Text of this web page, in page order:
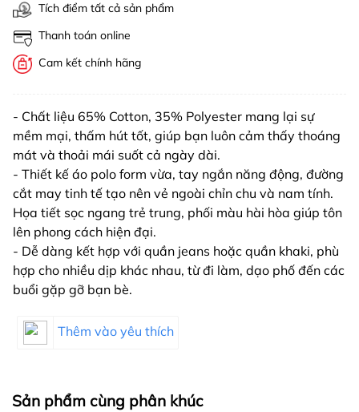
Tích điểm tất cả sản phẩm
Thanh toán online
Cam kết chính hãng
- Chất liệu 65% Cotton, 35% Polyester mang lại sự
mềm mại, thấm hút tốt, giúp bạn luôn cảm thấy thoáng
mát và thoải mái suốt cả ngày dài.
- Thiết kế áo polo form vừa, tay ngắn năng động, đường
cắt may tinh tế tạo nên vẻ ngoài chỉn chu và nam tính.
Họa tiết sọc ngang trẻ trung, phối màu hài hòa giúp tôn
lên phong cách hiện đại.
- Dễ dàng kết hợp với quần jeans hoặc quần khaki, phù
hợp cho nhiều dịp khác nhau, từ đi làm, dạo phố đến các
buổi gặp gỡ bạn bè.
Thêm vào yêu thích
Sản phẩm cùng phân khúc